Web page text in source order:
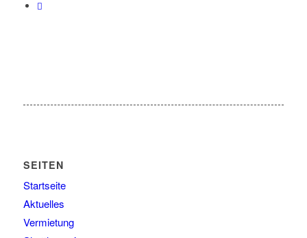
SEITEN
Startseite
Aktuelles
Vermietung